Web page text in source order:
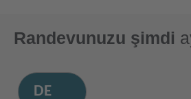
Randevunuzu şimdi